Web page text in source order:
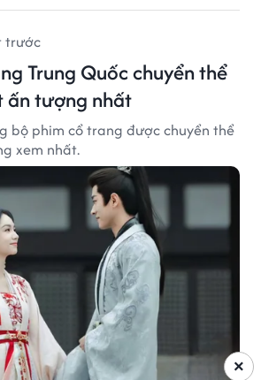
trước
Trung Quốc chuyển thể
tượng nhất
bộ phim cổ trang được chuyển thể
xem nhất.
×